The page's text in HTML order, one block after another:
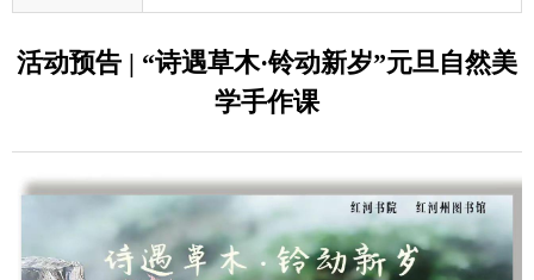
活动预告 | “诗遇草木·铃动新岁”元旦自然美
学手作课